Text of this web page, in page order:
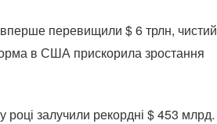
перевищили $ 6 трлн, чистий
в США прискорила зростання
залучили рекордні $ 453 млрд.